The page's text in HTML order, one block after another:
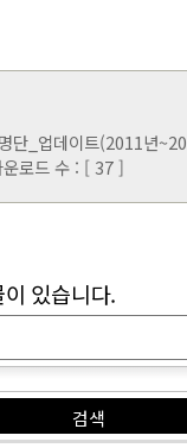
단_업데이트(2011년
로드 수 : [ 37 ]
있습니다.